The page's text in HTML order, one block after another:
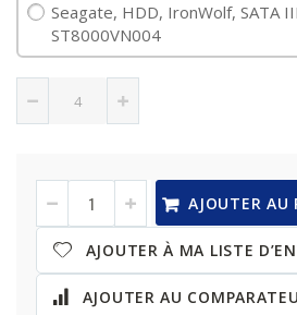
Seagate, HDD, IronWolf, SATA
ST8000VN004
435XeU
16TB/32TB
Bundle
stock
AJOUTER AU
AJOUTER À MA LISTE
AJOUTER AU